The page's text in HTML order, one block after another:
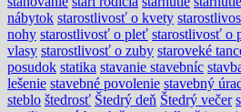
nábytok starostlivosť o kvety
nohy starostlivosť o pleť starostlivosť o
vlasy starostlivosť o zuby staroveké
posudok statika stavanie stavebníc
lešenie stavebné povolenie stavebný
steblo štedrosť Štedrý deň Štedrý večer